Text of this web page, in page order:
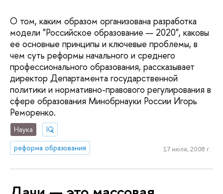
О том, каким образом организована разработка
модели "Российское образование — 2020", каковы
ее основные принципы и ключевые проблемы, в
чем суть реформы начального и среднего
профессионального образования, рассказывает
директор Департамента государственной
политики и нормативно-правового регулирования в
сфере образования Минобрнауки России Игорь
Реморенко.
Наука
IQ
реформа образования
17 июля, 2008 г.